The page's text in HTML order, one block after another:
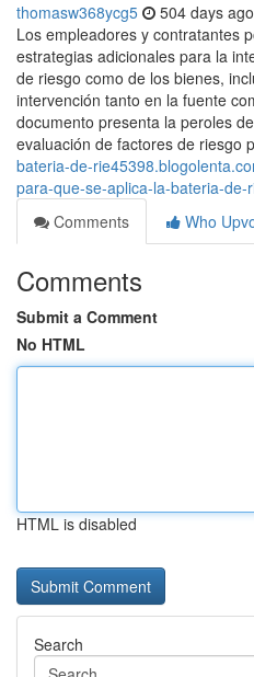
thomasw368ycg5 504 days ago
Los empleadores y contratantes
estrategias adicionales para la
de riesgo como de los bienes,
intervención tanto en la fuente
documento presenta la peroles
evaluación de factores de riesgo
bateria-de-
para-que-se-aplica-la-bateria-de-
Comments
Who
Comments
Submit a Comment
No HTML
HTML is disabled
Search